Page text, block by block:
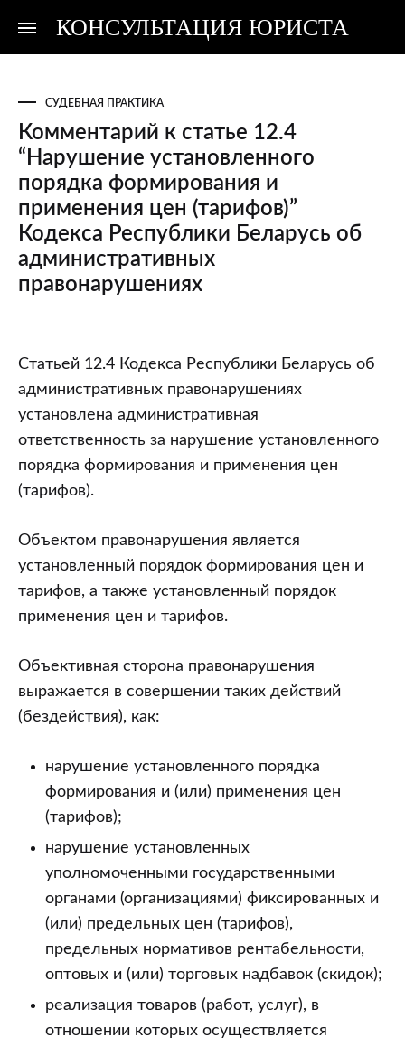
КОНСУЛЬТАЦИЯ ЮРИСТА
Консультация
Консультация
СУДЕБНАЯ ПРАКТИКА
Комментарий к статье 12.4
“Нарушение установленного
порядка формирования и
применения цен (тарифов)”
Кодекса Республики Беларусь об
административных
правонарушениях
Комментарий
к
статье
12.4
“Нарушение
установленного
формирования
и
применения
цен
Кодекса
Республики
Беларусь
административных
правонарушениях
Статьей 12.4 Кодекса Республики Беларусь об
административных правонарушениях
установлена административная
ответственность за нарушение установленного
порядка формирования и применения цен
(тарифов).
Объектом правонарушения является
установленный порядок формирования цен и
тарифов, а также установленный порядок
применения цен и тарифов.
Объективная сторона правонарушения
выражается в совершении таких действий
(бездействия), как:
нарушение установленного порядка
формирования и (или) применения цен
(тарифов);
нарушение установленных
уполномоченными государственными
органами (организациями) фиксированных и
(или) предельных цен (тарифов),
предельных нормативов рентабельности,
оптовых и (или) торговых надбавок (скидок);
реализация товаров (работ, услуг), в
отношении которых осуществляется